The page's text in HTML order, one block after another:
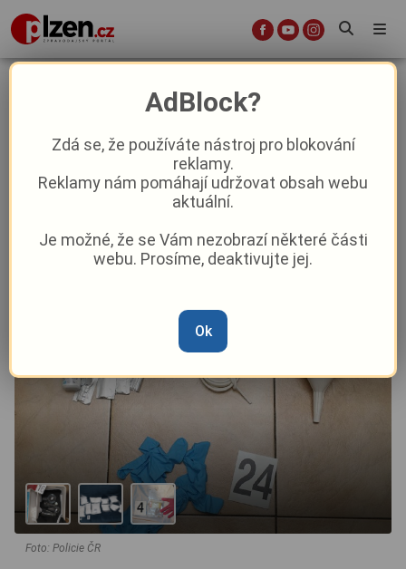
Elitní komando rozmetalo drogový
gang! Neuvěříte, co našli v jejich
tajných skrýších!
Aktuality Krimi
Marie Osvaldová –21. 5.|09:01
Foto: Policie ČR
AdBlock?
Zdá se, že používáte nástroj pro blokování
reklamy.
Reklamy nám pomáhají udržovat obsah webu
aktuální.
Je možné, že se Vám nezobrazí některé části
webu. Prosíme, deaktivujte jej.
Ok